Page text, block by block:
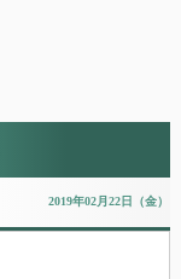
2019年02月22日（金）